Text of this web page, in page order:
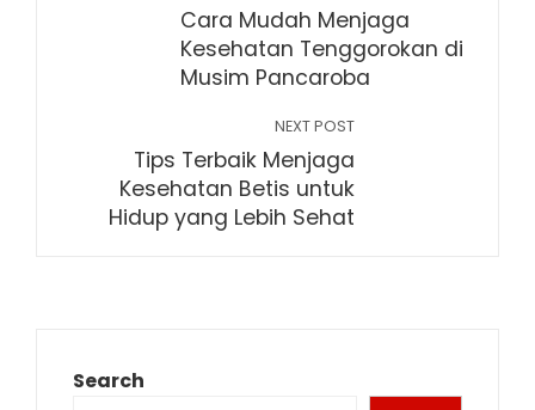
Cara Mudah Menjaga
Kesehatan Tenggorokan di
Musim Pancaroba
NEXT POST
Tips Terbaik Menjaga
Kesehatan Betis untuk
Hidup yang Lebih Sehat
Search